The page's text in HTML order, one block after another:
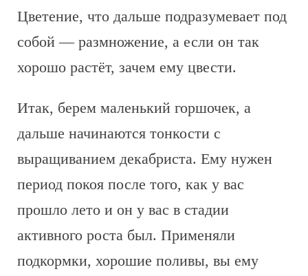
Цветение, что дальше подразумевает под
собой — размножение, а если он так
хорошо растёт, зачем ему цвести.
Итак, берем маленький горшочек, а
дальше начинаются тонкости с
выращиванием декабриста. Ему нужен
период покоя после того, как у вас
прошло лето и он у вас в стадии
активного роста был. Применяли
подкормки, хорошие поливы, вы ему